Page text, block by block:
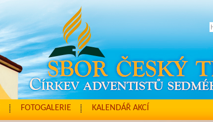
FOTOGALERIE KALENDÁŘ AKCÍ